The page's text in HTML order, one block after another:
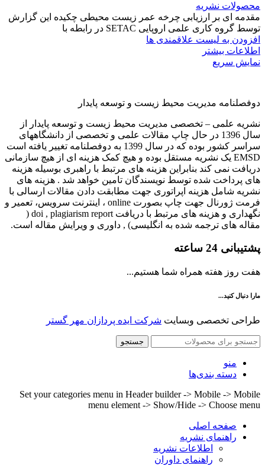
محصولات نشریه
مقدمه ای بر ارزیابی چرخه عمر زیست محیطی چکیده این گزارش
توسط گروه کاری علمی اروپایی SETAC در رابطه با
افزودن به لیست علاقمندی ها
اطلاعات بیشتر
نمایش سریع
دوفصلنامه مدیریت محیط زیست و توسعه پایدار
نشریه علمی – تخصصی مدیریت محیط زیست و توسعه پایدار از
سال 1396 در حال چاپ مقالات علمی و تخصصی از دانشگاههای
سراسر کشور بوده که در سال 1399 به دوفصلنامه تغییر یافته است
EMSD یک نشریه مستقل بوده و هیچ کمک هزینه ای از هیچ سازمانی
دریافت نمی کند بنابراین هزینه های مرتبط با راهبری بوسیله هزینه
های پرداخت شده توسط نویسندگان تامین خواهد شد . هزینه های
نشریه شامل هزینه اپراتوری جهت مطابقت دادن مقالات ارسالی با
فرمت ژورنال جهت چاپ بصورت online ، اینترنت سرویس، تعمیر و
نگهداری و هزینه های مرتبط با دریافت doi , plagiarism report (
مقاله های ترجمه شده به انگلیسی) , داوری و ویرایش مقاله است.
پشتیبانی 24 ساعته
هفت روز هفته همراه شما هستیم...
مارا دنبال کنید...
طراحی تخصصی وبسایت شرکت ایده پردازان مهر گستر
جستجو
منو
دسته بندی‌ها
Set your categories menu in Header builder -> Mobile -> Mobile
menu element -> Show/Hide -> Choose menu
صفحه اصلی
راهنمای نشریه
اطلاعات نشریه
راهنمای داوران